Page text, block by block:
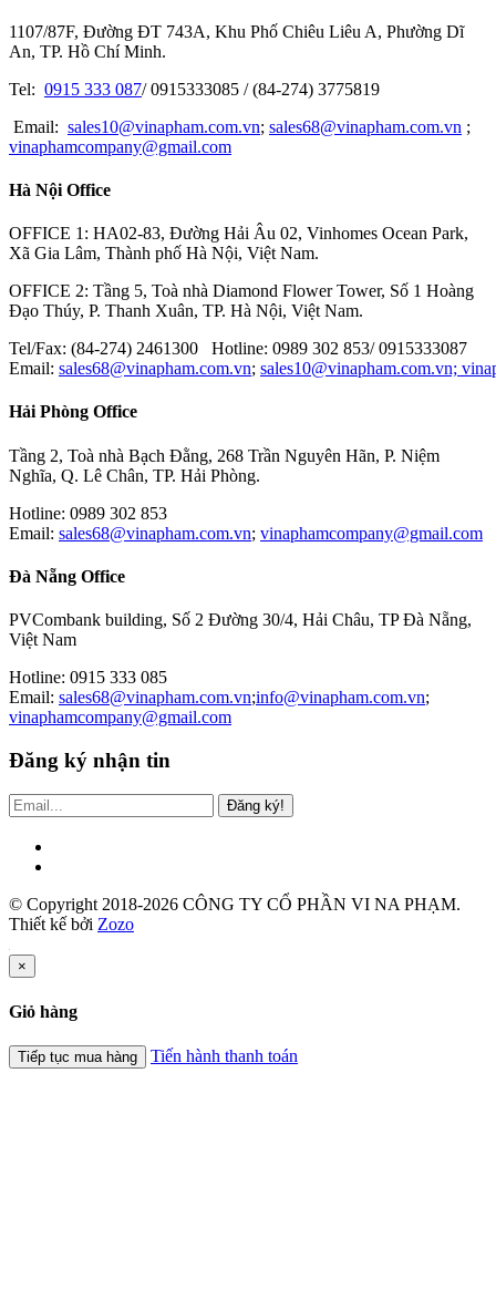
ESCO TOOL
GOOT
OPTEX-FA
MITOTUYO
1107/87F, Đường ĐT 743A, Khu Phố Chiêu Liêu A, Phường Dĩ
An, TP. Hồ Chí Minh.
Tel: 0915 333 087/ 0915333085 / (84-274) 3775819
Email: sales10@vinapham.com.vn; sales68@vinapham.com.vn ;
vinaphamcompany@gmail.com
Hà Nội Office
OFFICE 1: HA02-83, Đường Hải Âu 02, Vinhomes Ocean Park,
Xã Gia Lâm, Thành phố Hà Nội, Việt Nam.
OFFICE 2: Tầng 5, Toà nhà Diamond Flower Tower, Số 1 Hoàng
Đạo Thúy, P. Thanh Xuân, TP. Hà Nội, Việt Nam.
Tel/Fax: (84-274) 2461300 Hotline: 0989 302 853/ 0915333087
Email: sales68@vinapham.com.vn; sales10@vinapham.com.vn;
Hải Phòng Office
Tầng 2, Toà nhà Bạch Đằng, 268 Trần Nguyên Hãn, P. Niệm
Nghĩa, Q. Lê Chân, TP. Hải Phòng.
Hotline: 0989 302 853
Email: sales68@vinapham.com.vn; vinaphamcompany@gmail.com
Đà Nẵng Office
PVCombank building, Số 2 Đường 30/4, Hải Châu, TP Đà Nẵng,
Việt Nam
Hotline: 0915 333 085
Email: sales68@vinapham.com.vn;info@vinapham.com.vn;
vinaphamcompany@gmail.com
Đăng ký nhận tin
Đăng ký!
© Copyright 2018-2026 CÔNG TY CỔ PHẦN VI NA PHẠM.
Thiết kế bởi Zozo
×
Giỏ hàng
Tiếp tục mua hàng Tiến hành thanh toán